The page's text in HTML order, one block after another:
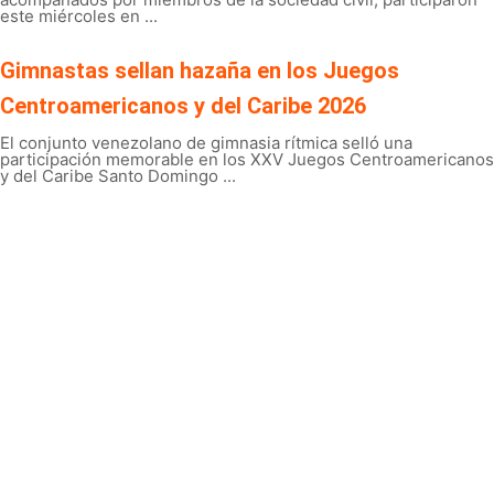
este miércoles en ...
Gimnastas sellan hazaña en los Juegos
Centroamericanos y del Caribe 2026
El conjunto venezolano de gimnasia rítmica selló una
participación memorable en los XXV Juegos Centroamericanos
y del Caribe Santo Domingo ...